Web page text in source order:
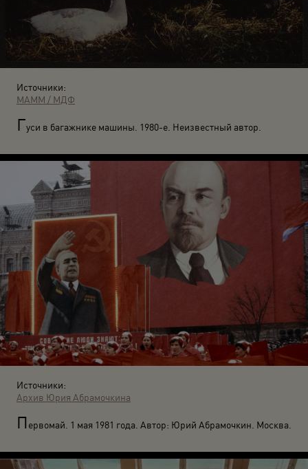
Источники:
МАММ / МДФ
Гуси в багажнике машины. 1980-е. Неизвестный автор.
Источники:
Архив Юрия Абрамочкина
Первомай. 1 мая 1981 года. Автор: Юрий Абрамочкин. Москва.